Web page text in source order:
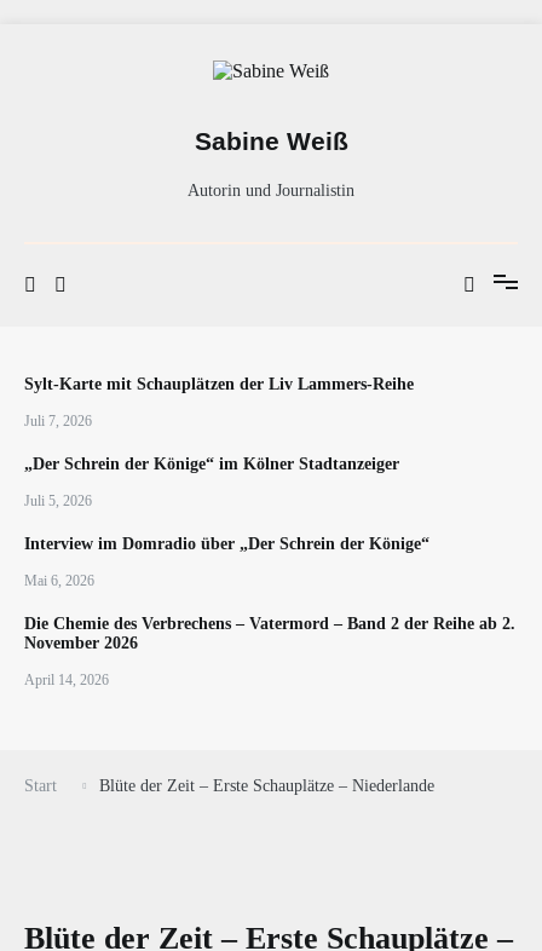
Sabine Weiß
Autorin und Journalistin
Sylt-Karte mit Schauplätzen der Liv Lammers-Reihe
Juli 7, 2026
„Der Schrein der Könige“ im Kölner Stadtanzeiger
Juli 5, 2026
Interview im Domradio über „Der Schrein der Könige“
Mai 6, 2026
Die Chemie des Verbrechens – Vatermord – Band 2 der Reihe ab 2.
November 2026
April 14, 2026
Start Blüte der Zeit – Erste Schauplätze – Niederlande
Blüte der Zeit – Erste Schauplätze –